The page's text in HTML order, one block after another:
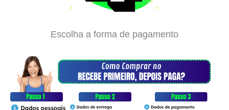
Escolha a forma de pagamento